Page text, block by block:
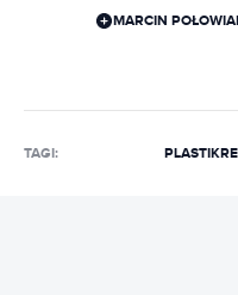
MARCIN
TAGI: PLASTIK